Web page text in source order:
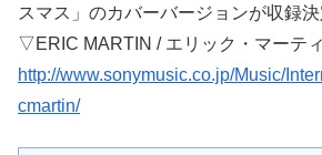
スマス」のカバーバージョンが収録決
▽ERIC MARTIN / エリック・マーテ
http://www.sonymusic.co.jp/Music/
cmartin/